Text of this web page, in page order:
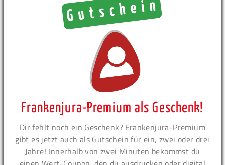
Frankenjura-Premium als Geschenk!
Dir fehlt noch ein Geschenk? Frankenjura-Premium
gibt es jetzt auch als Gutschein für ein, zwei oder drei
Jahre! Innerhalb von zwei Minuten bekommst du